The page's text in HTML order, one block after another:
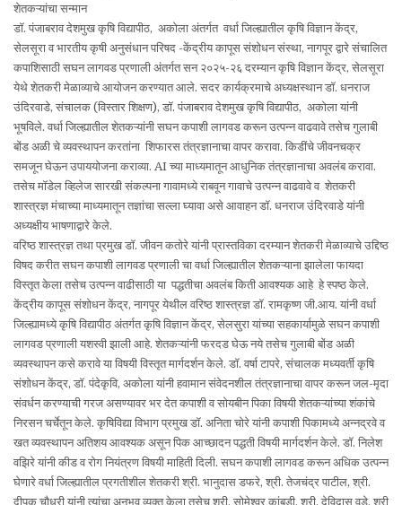
शेतकऱ्यांचा सन्मान
डॉ. पंजाबराव देशमुख कृषि विद्यापीठ, अकोला अंतर्गत वर्धा जिल्ह्यातील कृषि विज्ञान केंद्र,
सेलसूरा व भारतीय कृषी अनुसंधान परिषद -केंद्रीय कापूस संशोधन संस्था, नागपूर द्वारे संचालित
कपाशिसाठी सघन लागवड प्रणाली अंतर्गत सन २०२५-२६ दरम्यान कृषि विज्ञान केंद्र, सेलसूरा
येथे शेतकरी मेळाव्याचे आयोजन करण्यात आले. सदर कार्यक्रमाचे अध्यक्षस्थान डॉ. धनराज
उंदिरवाडे, संचालक (विस्तार शिक्षण), डॉ. पंजाबराव देशमुख कृषि विद्यापीठ, अकोला यांनी
भूषविले. वर्धा जिल्ह्यातील शेतकऱ्यांनी सघन कपाशी लागवड करून उत्पन्न वाढवावे तसेच गुलाबी
बोंड अळी चे व्यवस्थापन करतांना शिफारस तंत्रज्ञानाचा वापर करावा. किडींचे जीवनचक्र
समजून घेऊन उपाययोजना कराव्या. AI च्या माध्यमातून आधुनिक तंत्रज्ञानाचा अवलंब करावा.
तसेच मॉडेल व्हिलेज सारखी संकल्पना गावामध्ये राबवून गावाचे उत्पन्न वाढवावे व शेतकरी
शास्त्रज्ञ मंचाच्या माध्यमातून तज्ञांचा सल्ला घ्यावा असे आवाहन डॉ. धनराज उंदिरवाडे यांनी
अध्यक्षीय भाषणाद्वारे केले.
वरिष्ठ शास्त्रज्ञ तथा प्रमुख डॉ. जीवन कतोरे यांनी प्रास्तविका दरम्यान शेतकरी मेळाव्याचे उद्दिष्ठ
विषद करीत सघन कपाशी लागवड प्रणाली चा वर्धा जिल्ह्यातील शेतकऱ्याना झालेला फायदा
विस्तृत केला तसेच उत्पन्न वाढीसाठी या पद्धतीचा अवलंब किती आवश्यक आहे हे स्पष्ठ केले.
केंद्रीय कापूस संशोधन केंद्र, नागपूर येथील वरिष्ठ शास्त्रज्ञ डॉ. रामकृष्ण जी.आय. यांनी वर्धा
जिल्ह्यामध्ये कृषि विद्यापीठ अंतर्गत कृषि विज्ञान केंद्र, सेलसुरा यांच्या सहकार्यामुळे सघन कपाशी
लागवड प्रणाली यशस्वी झाली आहे. शेतकऱ्यांनी फरदड घेऊ नये तसेच गुलाबी बोंड अळी
व्यवस्थापन कसे करावे या विषयी विस्तृत मार्गदर्शन केले. डॉ. वर्षा टापरे, संचालक मध्यवर्ती कृषि
संशोधन केंद्र, डॉ. पंदेकृवि, अकोला यांनी हवामान संवेदनशील तंत्रज्ञानाचा वापर करून जल-मृदा
संवर्धन करण्याची गरज असण्यावर भर देत कपाशी व सोयबीन पिका विषयी शेतकऱ्यांच्या शंकांचे
निरसन चर्चेतून केले. कृषिविद्या विभाग प्रमुख डॉ. अनिता चोरे यांनी कपाशी पिकामध्ये अन्नद्रवे व
खत व्यवस्थापन अतिशय आवश्यक असून पिक आच्छादन पद्धती विषयी मार्गदर्शन केले. डॉ. निलेश
वझिरे यांनी कीड व रोग नियंत्रण विषयी माहिती दिली. सघन कपाशी लागवड करून अधिक उत्पन्न
घेणारे वर्धा जिल्ह्यातील प्रगतीशील शेतकरी श्री. भानुदास डफरे, श्री. तेजचंद्र पाटील, श्री.
दीपक चौधरी यांनी त्यांचा अनुभव व्यक्त केला तसेच श्री. सोमेश्वर कांबडी, श्री. देविदास वडे, श्री